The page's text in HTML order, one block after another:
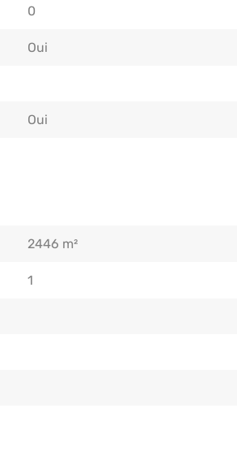
0
Oui
Oui
2446 m²
1